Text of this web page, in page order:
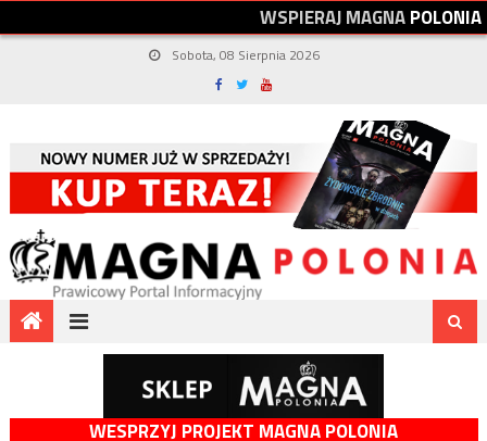
WSPIERAJMAGNAPOLONIA
Sobota, 08 Sierpnia 2026
WESPRZYJ PROJEKT MAGNA POLONIA